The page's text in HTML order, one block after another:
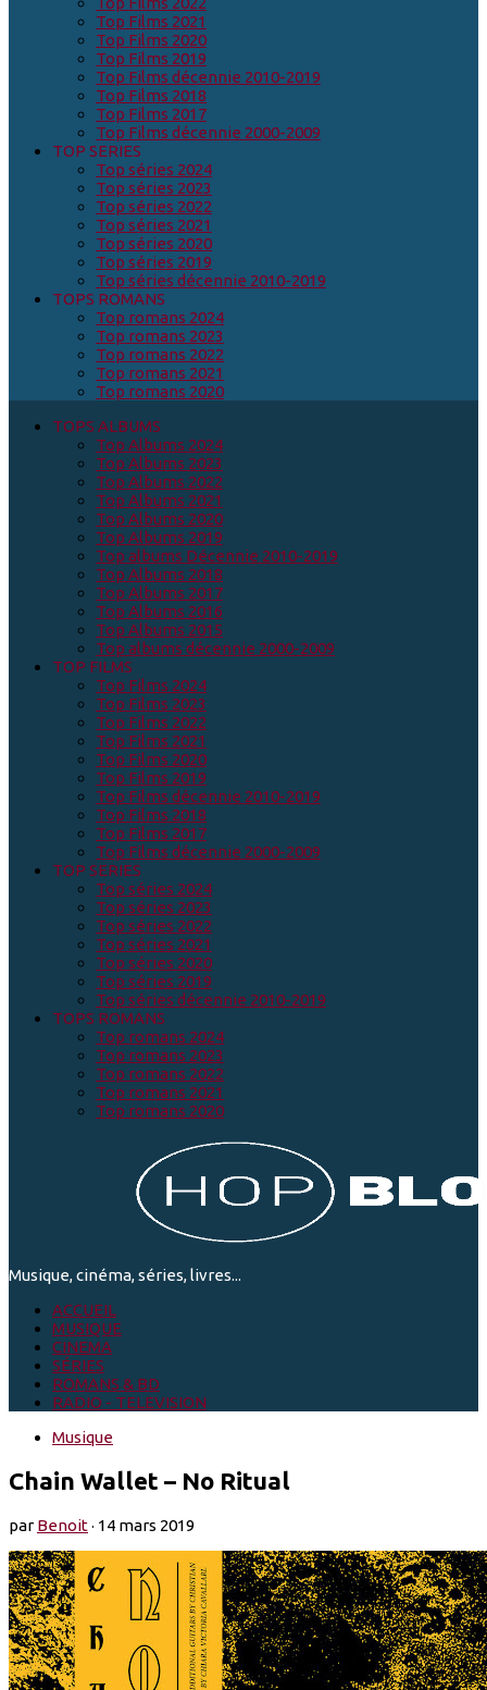
Top Films 2021
Top Films 2020
Top Films 2019
Top Films décennie 2010-2019
Top Films 2018
Top Films 2017
Top Films décennie 2000-2009
TOP SERIES
Top séries 2024
Top séries 2023
Top séries 2022
Top séries 2021
Top séries 2020
Top séries 2019
Top séries décennie 2010-2019
TOPS ROMANS
Top romans 2024
Top romans 2023
Top romans 2022
Top romans 2021
Top romans 2020
TOPS ALBUMS
Top Albums 2024
Top Albums 2023
Top Albums 2022
Top Albums 2021
Top Albums 2020
Top Albums 2019
Top albums Décennie 2010-2019
Top Albums 2018
Top Albums 2017
Top Albums 2016
Top Albums 2015
Top albums décennie 2000-2009
TOP FILMS
Top Films 2024
Top Films 2023
Top Films 2022
Top Films 2021
Top Films 2020
Top Films 2019
Top Films décennie 2010-2019
Top Films 2018
Top Films 2017
Top Films décennie 2000-2009
TOP SERIES
Top séries 2024
Top séries 2023
Top séries 2022
Top séries 2021
Top séries 2020
Top séries 2019
Top séries décennie 2010-2019
TOPS ROMANS
Top romans 2024
Top romans 2023
Top romans 2022
Top romans 2021
Top romans 2020
Musique, cinéma, séries, livres...
ACCUEIL
MUSIQUE
CINEMA
SÉRIES
ROMANS & BD
RADIO - TELEVISION
Musique
Chain Wallet – No Ritual
parBenoit· 14 mars 2019